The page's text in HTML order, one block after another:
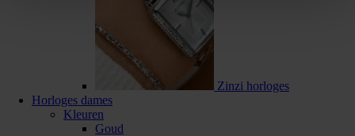
Zinzi horloges
Horloges dames
Kleuren
Goud